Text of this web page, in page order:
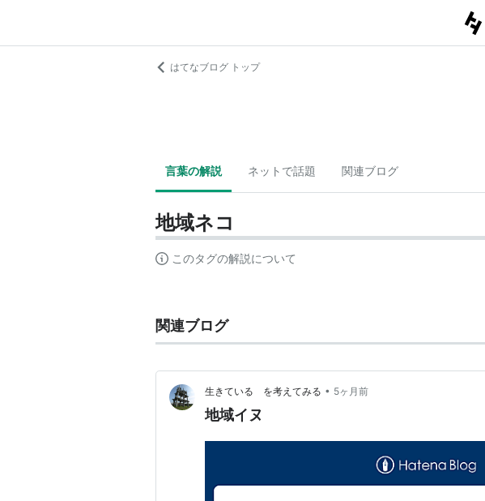
はてなブログ トップ
言葉の解説 ネットで話題 関連ブログ
地域ネコ
このタグの解説について
関連ブログ
生きている を考えてみる • 5ヶ月前
地域イヌ